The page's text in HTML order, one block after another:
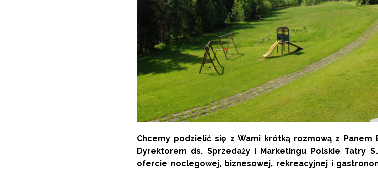
Chcemy podzielić się z Wami krótką rozmową z Panem
Dyrektorem ds. Sprzedaży i Marketingu Polskie Tatry
ofercie noclegowej, biznesowej, rekreacyjnej i